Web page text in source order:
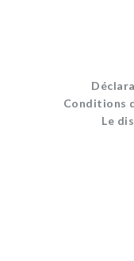
Conditions
Le